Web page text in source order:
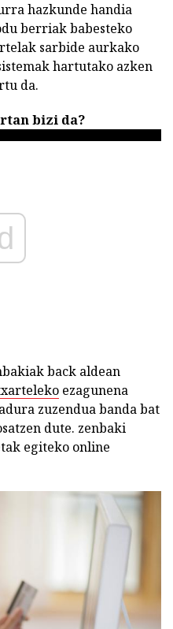
hazkunde handia
berriak babesteko
sarbide aurkako
hartutako azken
da.
bizi da?
back aldean
ezagunena
zuzendua banda bat
dute. zenbaki
egiteko online